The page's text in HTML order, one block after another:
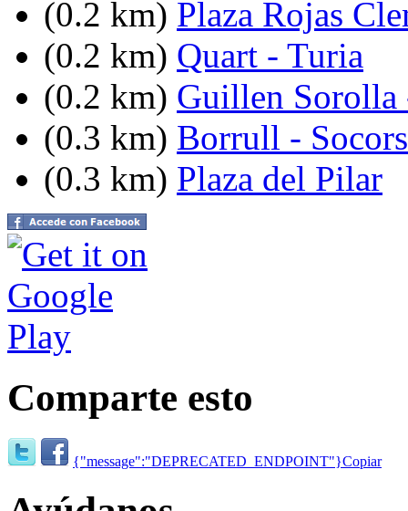
(0.2 km) Plaza Rojas
(0.2 km) Quart - Turia
(0.2 km) Guillen Sorolla
(0.3 km) Borrull - Socors
(0.3 km) Plaza del Pilar
Comparte esto
{"message":"DEPRECATED_ENDPOINT"}Copiar